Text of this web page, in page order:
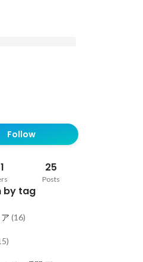
リストの経営企画
Lagomlivで挑む
Follow
25
Posts
by tag
(16)
)